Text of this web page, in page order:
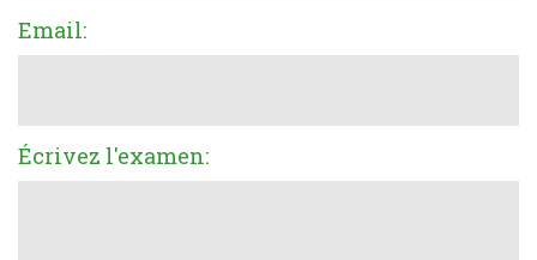
Email:
Écrivez l'examen: